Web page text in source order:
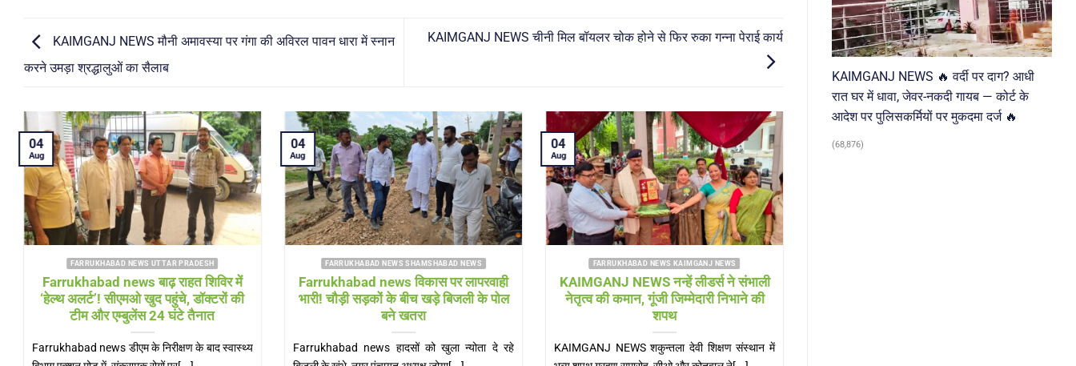
KAIMGANJ NEWS मौनी अमावस्या पर गंगा की अविरल पावन धारा में स्नान
करने उमड़ा श्रद्धालुओं का सैलाब
KAIMGANJ NEWS चीनी मिल बॉयलर चोक होने से फिर रुका गन्ना पेराई कार्य
KAIMGANJ NEWS
लीडर्स ने संभाली
निभाने की
देवी शिक्षण संस्थान में
FARRUKHABAD NEWS KAIMGANJ NEWS
KAIMGANJ NEWS गंगा दरवाजा रोड पर
सनसनी: नाले में मिला 30 वर्षीय युवक का शव,
इलाके में मची अफरा-तफरी; शिनाख्त में जुटी
03
Aug
Farrukhabad news हर-हर महादेव” के
जयघोष से गूंजा शमशाबाद, चौमुखे महादेव मंदिर
Farrukhabad news महेश वर्मा शमशाबाद शमशाबाद,
03
Aug
FARRUKHABAD NEWS KAIMGANJ NEWS
KAIMGANJ NEWS कावड़ यात्रा से लौट
रहे युवक की बाइक डिवाइडर से टकराई, हालत
KAIMGANJ NEWS अटेना घाट से जल भरकर लौटते
03
Aug
KAIMGANJ NEWS 🔥 वर्दी पर दाग? आधी
रात घर में धावा, जेवर-नकदी गायब — कोर्ट के
आदेश पर पुलिसकर्मियों पर मुकदमा दर्ज 🔥
(68,876)